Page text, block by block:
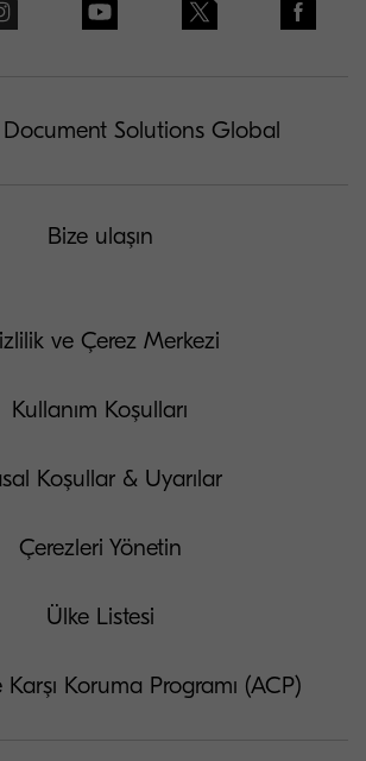
Document Solutions Global
Bize ulaşın
ve Çerez Merkezi
Kullanım Koşulları
Koşullar & Uyarılar
Çerezleri Yönetin
Ülke Listesi
Koruma Programı (ACP)